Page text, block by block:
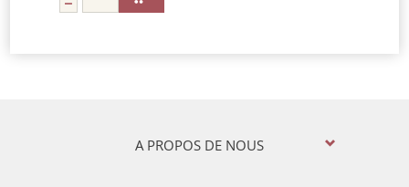
A PROPOS DE NOUS